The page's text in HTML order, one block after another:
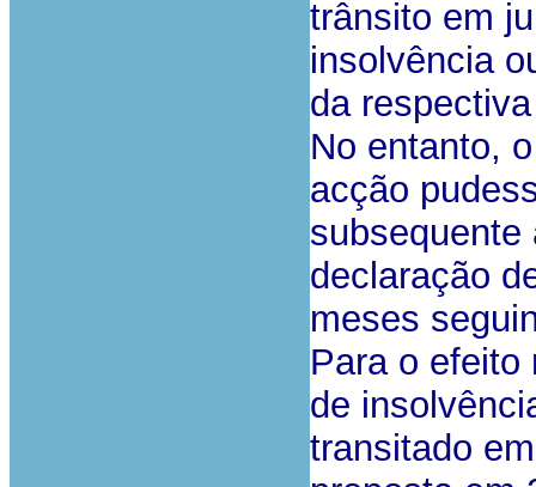
trânsito em
insolvência
da
No entanto,
acção
subsequente
declaração
meses
Para o efeito
de
transitado